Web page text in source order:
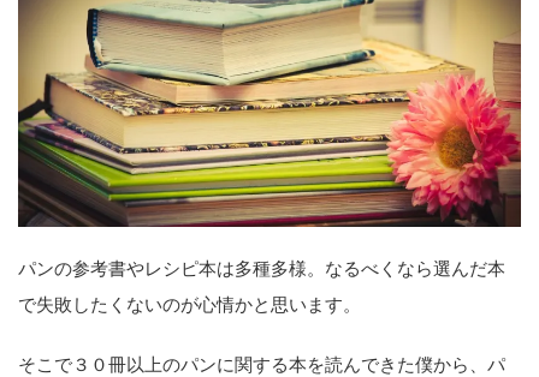
パンの参考書やレシピ本は多種多様。なるべくなら選んだ本
で失敗したくないのが心情かと思います。
そこで３０冊以上のパンに関する本を読んできた僕から、パ